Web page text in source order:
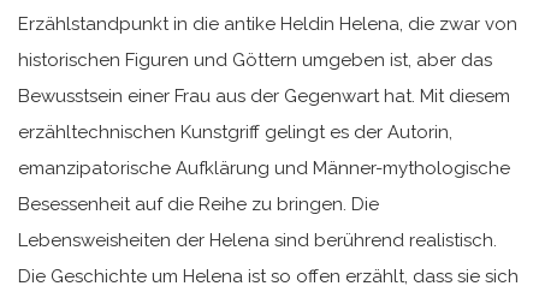
Erzählstandpunkt in die antike Heldin Helena, die zwar von
historischen Figuren und Göttern umgeben ist, aber das
Bewusstsein einer Frau aus der Gegenwart hat. Mit diesem
erzähltechnischen Kunstgriff gelingt es der Autorin,
emanzipatorische Aufklärung und Männer-mythologische
Besessenheit auf die Reihe zu bringen. Die
Lebensweisheiten der Helena sind berührend realistisch.
Die Geschichte um Helena ist so offen erzählt, dass sie sich